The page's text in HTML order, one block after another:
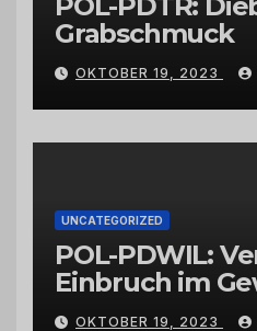
Grabschmuck
OKTOBER 19, 2023
UNCATEGORIZED
POL-PDWIL:
Einbruch im
Wittlich
OKTOBER 19, 2023